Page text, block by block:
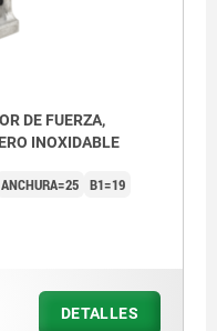
DE FUERZA,
INOXIDABLE
ANCHURA=25 B1=19
DETALLES